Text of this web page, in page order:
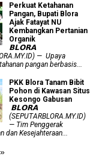
​Perkuat Ketahanan
Pangan, Bupati Blora
Ajak Fatayat NU
Kembangkan Pertanian
Organik
𝗕𝗟𝗢𝗥𝗔
— Upaya
pangan berbasis...
PKK Blora Tanam Bibit
Pohon di Kawasan Situs
Kesongo Gabusan
‎ 𝗕𝗟𝗢𝗥𝗔
(SEPUTARBLORA.MY.ID)
— Tim Penggerak
dan Kesejahteraan...